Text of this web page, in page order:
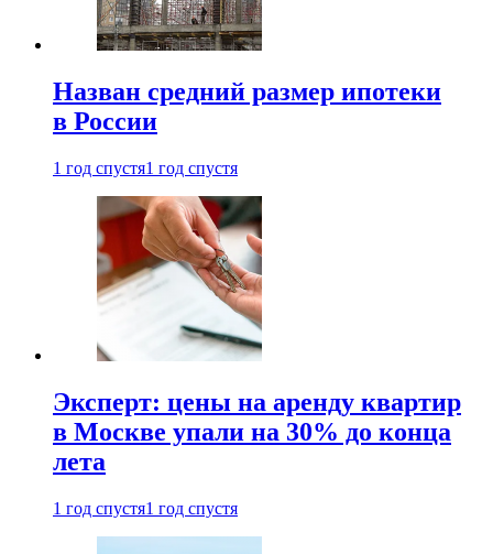
Назван средний размер ипотеки
в России
1 год спустя1 год спустя
Эксперт: цены на аренду квартир
в Москве упали на 30% до конца
лета
1 год спустя1 год спустя